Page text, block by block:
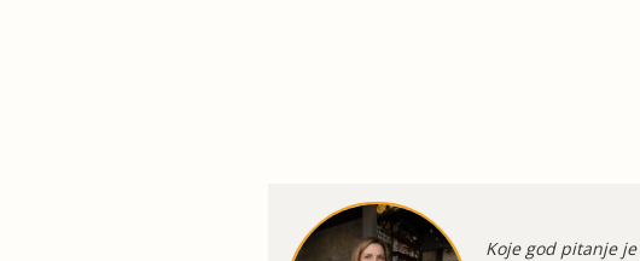
Koje god pitanje